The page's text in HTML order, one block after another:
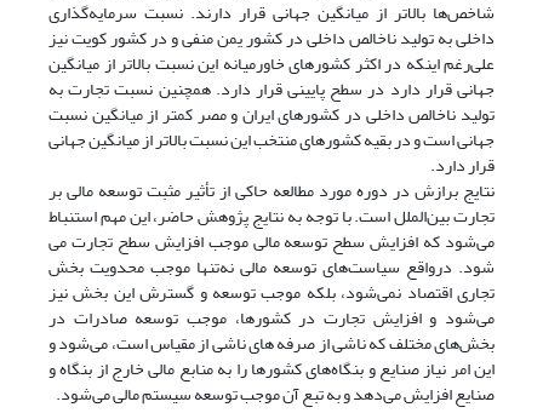
شاخص‌ها بالاتر از میانگین جهانی قرار دارند. نسبت سرمایه‌گذاری
داخلی به تولید ناخالص داخلی در کشور یمن منفی و در کشور کویت نیز
علی‌رغم اینکه در اکثر کشورهای خاورمیانه این نسبت بالاتر از میانگین
جهانی قرار دارد در سطح پایینی قرار دارد. همچنین نسبت تجارت به
تولید ناخالص داخلی در کشورهای ایران و مصر کمتر از میانگین نسبت
جهانی است و در بقیه کشورهای منتخب این نسبت بالاتر از میانگین جهانی
قرار دارد.
نتایج برازش در دوره مورد مطالعه حاکی از تأثیر مثبت توسعه مالی بر
تجارت بین‌الملل است. با توجه به نتایج پژوهش حاضر، این مهم استنباط
می‌شود که افزایش سطح توسعه مالی موجب افزایش سطح تجارت می­‌
شود. درواقع سیاست‌های توسعه مالی نه‌تنها موجب محدویت بخش
تجاری اقتصاد نمی­‌شود، بلکه موجب توسعه و گسترش این بخش نیز
می‌شود و افزایش تجارت در کشورها، موجب توسعه صادرات در
بخش‌های مختلف که ناشی از صرفه های ناشی از مقیاس است، می‌شود و
این امر نیاز صنایع و بنگاه‌­های کشورها را به منابع مالی خارج از بنگاه و
صنایع افزایش می­‌دهد و به تبع آن موجب توسعه سیستم مالی می­‌شود.